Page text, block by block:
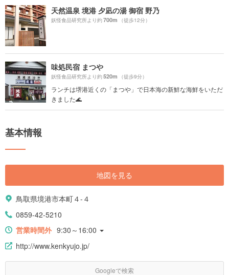
天然温泉 境港 夕凪の湯 御宿 野乃
妖怪食品研究所より約700m （徒歩12分）
味処民宿 まつや
妖怪食品研究所より約520m （徒歩9分）
ランチは堺港近くの「まつや」で日本海の新鮮な海鮮をいただ
きました🌊
基本情報
地図を見る
鳥取県境港市本町４-４
0859-42-5210
営業時間外 9:30～16:00
http://www.kenkyujo.jp/
Googleで検索